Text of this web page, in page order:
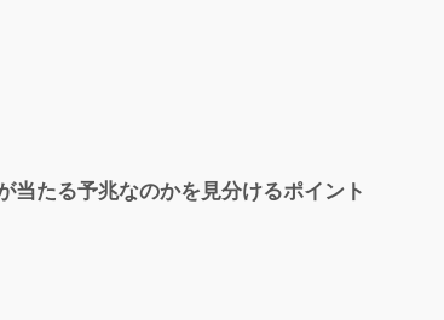
当たる予兆なのかを見分けるポイント